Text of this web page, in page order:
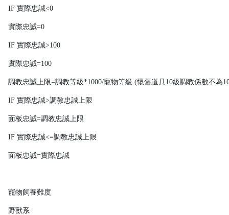
IF 實際忠誠<0
實際忠誠=0
IF 實際忠誠>100
實際忠誠=100
調教忠誠上限=調教等級*1000/寵物等級 (懷舊道具10級調教係數不為
IF 實際忠誠>調教忠誠上限
面板忠誠=調教忠誠上限
IF 實際忠誠<=調教忠誠上限
面板忠誠=實際忠誠
寵物飼養難度
野獸系